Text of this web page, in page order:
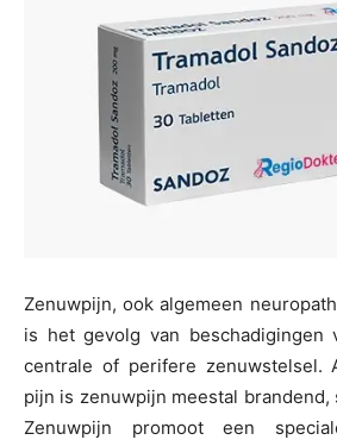
Zenuwpijn, ook algemeen
is het gevolg van beschadigingen
centrale of perifere zenuwstelsel.
pijn is zenuwpijn meestal
Zenuwpijn promoot een